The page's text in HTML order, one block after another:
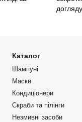
Каталог
Шампуні
Маски
Кондиціонери
Скраби та пілінги
Незмивні засоби